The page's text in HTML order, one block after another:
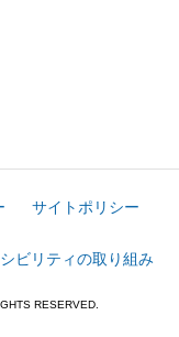
サイトポリシー
ビリティの取り組み
RESERVED.